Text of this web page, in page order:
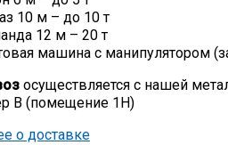
10 м – до 10 т
12 м – 20 т
машина с манипулятором
осуществляется с нашей
В (помещение 1Н)
о доставке